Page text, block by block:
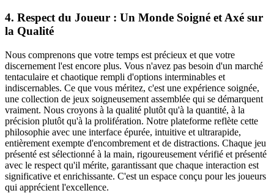
4. Respect du Joueur : Un Monde Soigné et Axé sur
la Qualité
Nous comprenons que votre temps est précieux et que votre
discernement l'est encore plus. Vous n'avez pas besoin d'un marché
tentaculaire et chaotique rempli d'options interminables et
indiscernables. Ce que vous méritez, c'est une expérience soignée,
une collection de jeux soigneusement assemblée qui se démarquent
vraiment. Nous croyons à la qualité plutôt qu'à la quantité, à la
précision plutôt qu'à la prolifération. Notre plateforme reflète cette
philosophie avec une interface épurée, intuitive et ultrarapide,
entièrement exempte d'encombrement et de distractions. Chaque jeu
présenté est sélectionné à la main, rigoureusement vérifié et présenté
avec le respect qu'il mérite, garantissant que chaque interaction est
significative et enrichissante. C'est un espace conçu pour les joueurs
qui apprécient l'excellence.